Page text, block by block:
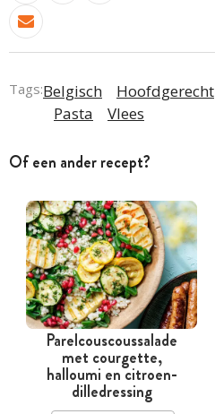
Tags:Belgisch Hoofdgerecht
Pasta
Vlees
Of een ander recept?
Parelcouscoussalade
met courgette,
halloumi en citroen-
dilledressing